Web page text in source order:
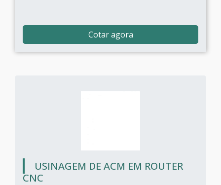
Cotar agora
USINAGEM DE ACM EM ROUTER
CNC